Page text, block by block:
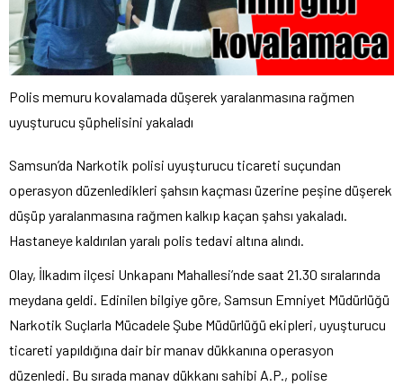
Polis memuru kovalamada düşerek yaralanmasına rağmen
uyuşturucu şüphelisini yakaladı
Samsun’da Narkotik polisi uyuşturucu ticareti suçundan
operasyon düzenledikleri şahsın kaçması üzerine peşine düşerek
düşüp yaralanmasına rağmen kalkıp kaçan şahsı yakaladı.
Hastaneye kaldırılan yaralı polis tedavi altına alındı.
Olay, İlkadım ilçesi Unkapanı Mahallesi’nde saat 21.30 sıralarında
meydana geldi. Edinilen bilgiye göre, Samsun Emniyet Müdürlüğü
Narkotik Suçlarla Mücadele Şube Müdürlüğü ekipleri, uyuşturucu
ticareti yapıldığına dair bir manav dükkanına operasyon
düzenledi. Bu sırada manav dükkanı sahibi A.P., polise